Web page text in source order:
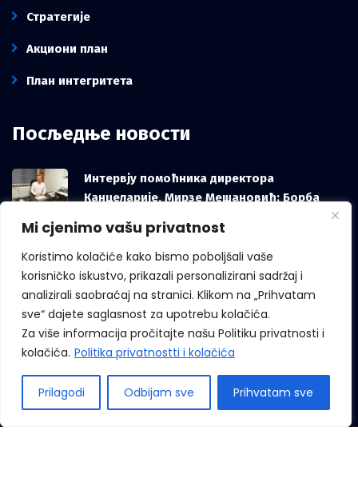
Mi cjenimo vašu privatnost
Koristimo kolačiće kako bismo poboljšali vaše
korisničko iskustvo, prikazali personalizirani sadržaj i
analizirali saobraćaj na stranici. Klikom na „Prihvatam
sve“ dajete saglasnost za upotrebu kolačića.
Za više informacija pročitajte našu Politiku privatnosti i
kolačića. Politika privatnostti i kolačića
Prilagodi Odbijam sve Prihvatam sve
Стратегије
Акциони план
План интегритета
Посљедње новости
Интервју помоћника директора
Канцеларије, Мирзе Мешановић: Борба
против корупције зависи и од грађана, не
само од институција
Међународни дан звиждача